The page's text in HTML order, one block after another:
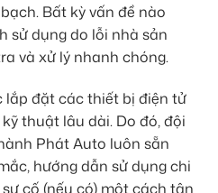
Bất kỳ vấn đề nào
sử dụng do lỗi nhà sản
và xử lý nhanh chóng.
lắp đặt các thiết bị điện tử
thuật lâu dài. Do đó, đội
Phát Auto luôn sẵn
hướng dẫn sử dụng chi
cố (nếu có) một cách tận